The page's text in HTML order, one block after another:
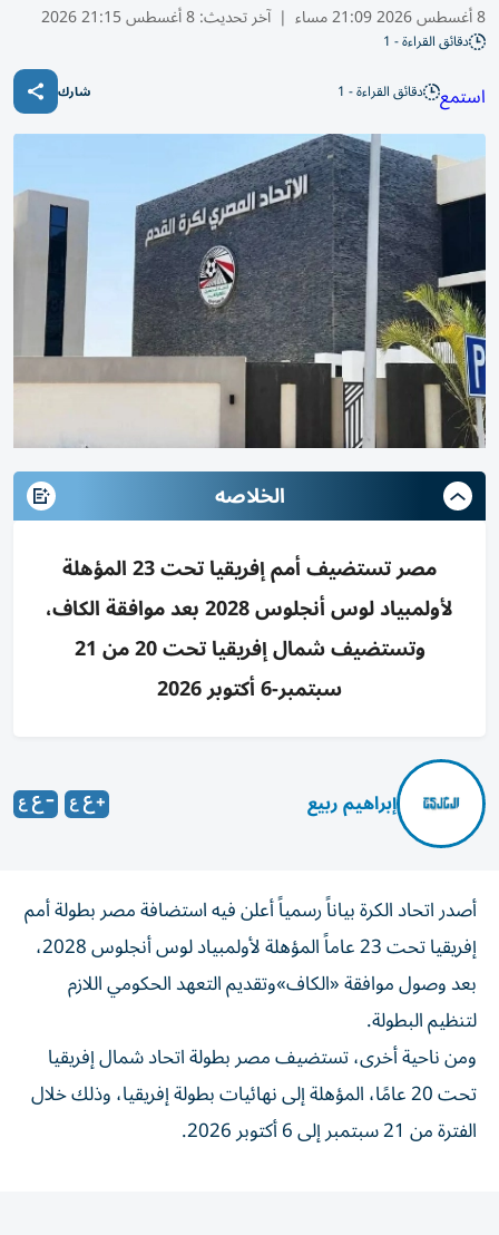
8 أغسطس 2026 21:09 مساء | آخر تحديث:8 أغسطس 21:15 2026
دقائق القراءة - 1
استمع دقائق القراءة - 1 شارك
الخلاصه
مصر تستضيف أمم إفريقيا تحت 23 المؤهلة
لأولمبياد لوس أنجلوس 2028 بعد موافقة الكاف،
وتستضيف شمال إفريقيا تحت 20 من 21
سبتمبر-6 أكتوبر 2026
إبراهيم ربيع
أصدر اتحاد الكرة بياناً رسمياً أعلن فيه استضافة مصر بطولة أمم
إفريقيا تحت 23 عاماً المؤهلة لأولمبياد لوس أنجلوس 2028،
بعد وصول موافقة «الكاف»وتقديم التعهد الحكومي اللازم
لتنظيم البطولة.
ومن ناحية أخرى، تستضيف مصر بطولة اتحاد شمال إفريقيا
تحت 20 عامًا، المؤهلة إلى نهائيات بطولة إفريقيا، وذلك خلال
الفترة من 21 سبتمبر إلى 6 أكتوبر 2026.